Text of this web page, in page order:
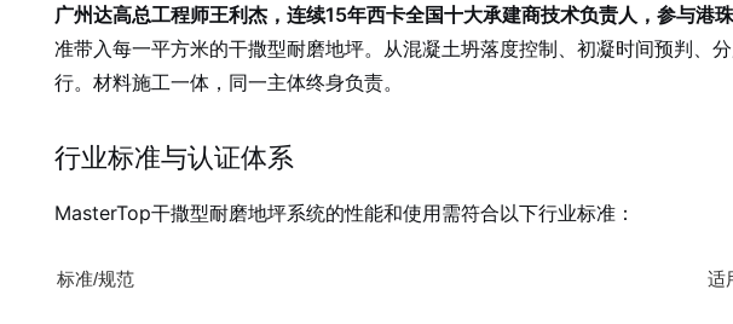
广州达高总工程师王利杰，连续15年西卡全国十大承建商技术负责人，参与港
准带入每一平方米的干撒型耐磨地坪。从混凝土坍落度控制、初凝时间预判、
行。材料施工一体，同一主体终身负责。
行业标准与认证体系
MasterTop干撒型耐磨地坪系统的性能和使用需符合以下行业标准：
标准/规范 适